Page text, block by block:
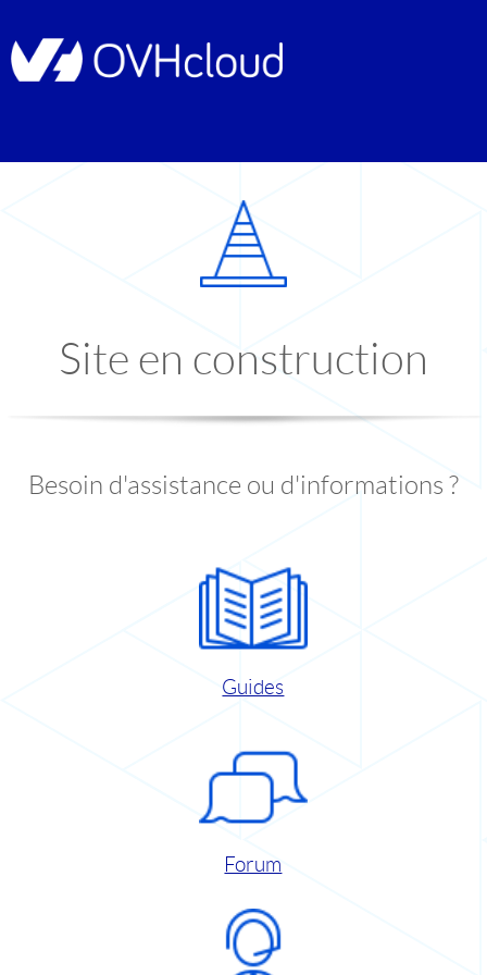
Site en construction
Besoin d'assistance ou d'informations ?
Guides
Forum